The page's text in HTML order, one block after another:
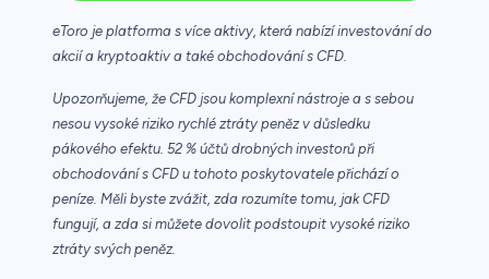
eToro je platforma s více aktivy, která nabízí investování do
akcií a kryptoaktiv a také obchodování s CFD.
Upozorňujeme, že CFD jsou komplexní nástroje a s sebou
nesou vysoké riziko rychlé ztráty peněz v důsledku
pákového efektu. 52 % účtů drobných investorů při
obchodování s CFD u tohoto poskytovatele přichází o
peníze. Měli byste zvážit, zda rozumíte tomu, jak CFD
fungují, a zda si můžete dovolit podstoupit vysoké riziko
ztráty svých peněz.